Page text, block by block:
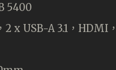
5400
2 x USB-A 3.1，HDMI